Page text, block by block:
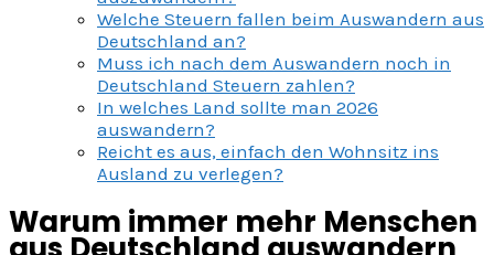
Welche Steuern fallen beim Auswandern aus
Deutschland an?
Muss ich nach dem Auswandern noch in
Deutschland Steuern zahlen?
In welches Land sollte man 2026
auswandern?
Reicht es aus, einfach den Wohnsitz ins
Ausland zu verlegen?
Warum immer mehr Menschen